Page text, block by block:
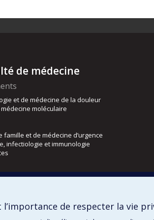
de médecine
et de médecine de la douleur
moléculaire
famille et de médecine d’urgence
infectiologie et immunologie
et audiologie
l’importance de respecter la vie